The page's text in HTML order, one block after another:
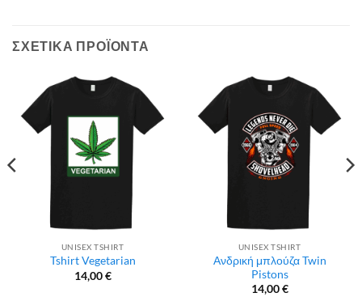
ΣΧΕΤΙΚΆ ΠΡΟΪΌΝΤΑ
UNISEX TSHIRT
Tshirt Vegetarian
14,00€
UNISEX TSHIRT
Ανδρική μπλούζα Twin
Pistons
14,00€